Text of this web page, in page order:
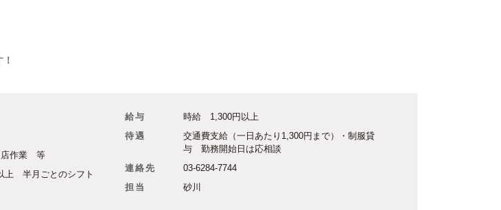
店作業 等
上 半月ごとのシフト
給与
時給 1,300円以上
待遇
交通費支給（一日あたり1,300円まで）・制服貸
与 勤務開始日は応相談
連絡先
03-6284-7744
担当
砂川